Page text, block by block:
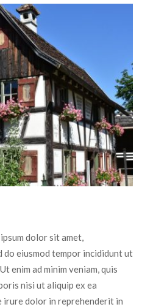
dolor sit amet,
eiusmod tempor incididunt ut
enim ad minim veniam, quis
nisi ut aliquip ex ea
irure dolor in reprehenderit in